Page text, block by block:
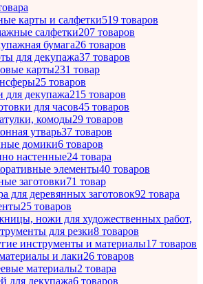
карты и салфетки519 товаров
салфетки207 товаров
бумага26 товаров
для декупажа37 товаров
карты231 товар
25 товаров
для декупажа215 товаров
для часов45 товаров
комоды29 товаров
утварь37 товаров
домики6 товаров
настенные24 товара
элементы40 товаров
заготовки71 товар
для деревянных заготовок92 товара
25 товаров
ножи для художественных работ,
для резки8 товаров
инструменты и материалы17 товаров
и лаки26 товаров
материалы2 товара
для декупажа6 товаров